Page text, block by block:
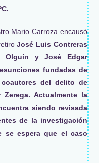
Mario Carroza encausó
José Luis Contreras
Olguín y José Edgar
fundadas de
del delito de
Actualmente la
siendo revisada
de la investigación
se espera que el caso